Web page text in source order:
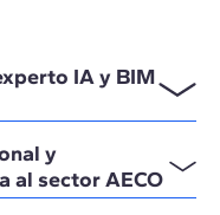
IA y BIM
y
al sector AECO